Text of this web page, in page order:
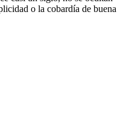
o la cobardía de buena